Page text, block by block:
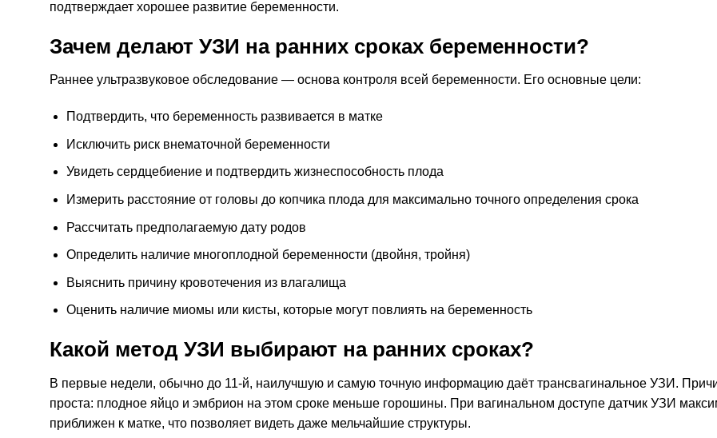
подтверждает хорошее развитие беременности.
Зачем делают УЗИ на ранних сроках беременности?
Раннее ультразвуковое обследование — основа контроля всей беременности. Его основные цели:
Подтвердить, что беременность развивается в матке
Исключить риск внематочной беременности
Увидеть сердцебиение и подтвердить жизнеспособность плода
Измерить расстояние от головы до копчика плода для максимально точного определения срока
Рассчитать предполагаемую дату родов
Определить наличие многоплодной беременности (двойня, тройня)
Выяснить причину кровотечения из влагалища
Оценить наличие миомы или кисты, которые могут повлиять на беременность
Какой метод УЗИ выбирают на ранних сроках?
В первые недели, обычно до 11-й, наилучшую и самую точную информацию даёт трансвагинальное УЗИ.
проста: плодное яйцо и эмбрион на этом сроке меньше горошины. При вагинальном доступе датчик УЗИ
приближен к матке, что позволяет видеть даже мельчайшие структуры.